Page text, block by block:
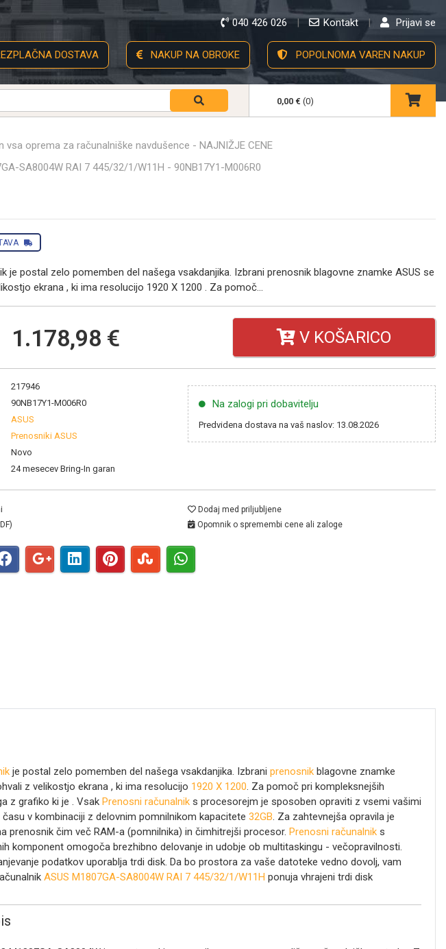
040 426 026 Kontakt Prijavi se
DOSTAVA NAKUP NA OBROKE POPOLNOMA VAREN NAKUP
0,00 € (0)
vsa oprema za računalniške navdušence - NAJNIŽJE CENE
SA8004W RAI 7 445/32/1/W11H - 90NB17Y1-M006R0
je postal zelo pomemben del našega vsakdanjika. Izbrani prenosnik blagovne znamke ASUS se
ekrana , ki ima resolucijo 1920 X 1200 . Za pomoč...
1.178,98 € V KOŠARICO
217946
90NB17Y1-M006R0
ASUS
Prenosniki ASUS
Novo
24 mesecev Bring-In garan
Na zalogi pri dobavitelju
Predvidena dostava na vaš naslov: 13.08.2026
Dodaj med priljubljene
Opomnik o spremembi cene ali zaloge
je postal zelo pomemben del našega vsakdanjika. Izbrani prenosnikblagovne znamke
z velikostjo ekrana , ki ima resolucijo 1920 X 1200. Za pomoč pri kompleksnejših
z grafiko ki je . Vsak Prenosni računalnik s procesorejm je sposoben opraviti z vsemi vašimi
v kombinaciji z delovnim pomnilnikom kapacitete 32GB. Za zahtevnejša opravila je
prenosnik čim več RAM-a (pomnilnika) in čimhitrejši procesor. Prenosni računalniks
komponent omogoča brezhibno delovanje in udobje ob multitaskingu - večopravilnosti.
podatkov uporablja trdi disk. Da bo prostora za vaše datoteke vedno dovolj, vam
ASUS M1807GA-SA8004W RAI 7 445/32/1/W11H ponuja vhrajeni trdi disk